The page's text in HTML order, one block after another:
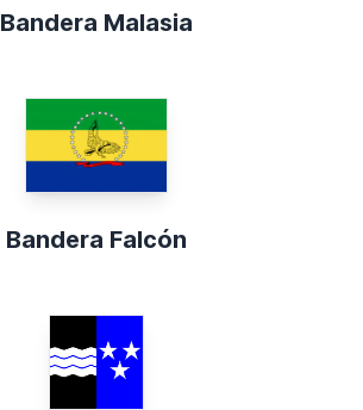
Bandera Malasia
Bandera Falcón